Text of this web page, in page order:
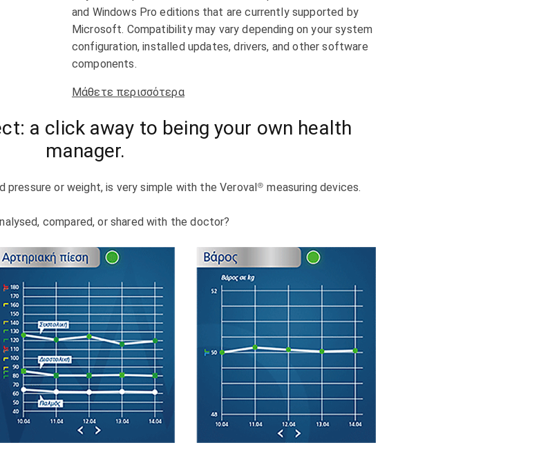
and Windows Pro editions that are currently supported by
Microsoft. Compatibility may vary depending on your system
configuration, installed updates, drivers, and other software
components.
Μάθετε περισσότερα
a click away to being your own health
manager.
or weight, is very simple with the Veroval® measuring devices.
compared, or shared with the doctor?